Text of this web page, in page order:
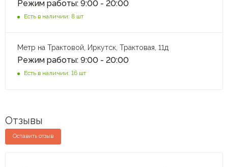
Режим работы: 9:00 - 20:00
Есть в наличии: 8 шт
Метр на Трактовой, Иркутск, Трактовая, 11д
Режим работы: 9:00 - 20:00
Есть в наличии: 16 шт
Отзывы
Оставить отзыв